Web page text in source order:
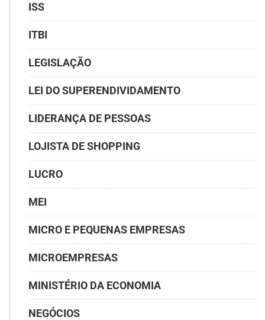
ISS
ITBI
LEGISLAÇÃO
LEI DO SUPERENDIVIDAMENTO
LIDERANÇA DE PESSOAS
LOJISTA DE SHOPPING
LUCRO
MEI
MICRO E PEQUENAS EMPRESAS
MICROEMPRESAS
MINISTÉRIO DA ECONOMIA
NEGÓCIOS